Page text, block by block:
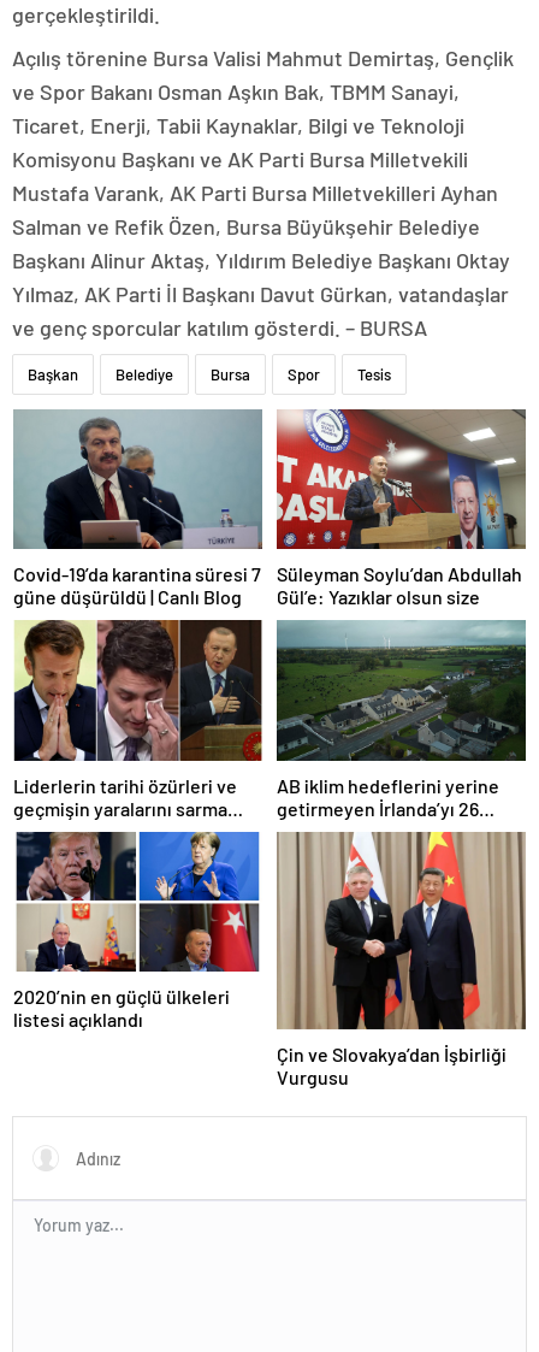
gerçekleştirildi.
Açılış törenine Bursa Valisi Mahmut Demirtaş, Gençlik
ve Spor Bakanı Osman Aşkın Bak, TBMM Sanayi,
Ticaret, Enerji, Tabii Kaynaklar, Bilgi ve Teknoloji
Komisyonu Başkanı ve AK Parti Bursa Milletvekili
Mustafa Varank, AK Parti Bursa Milletvekilleri Ayhan
Salman ve Refik Özen, Bursa Büyükşehir Belediye
Başkanı Alinur Aktaş, Yıldırım Belediye Başkanı Oktay
Yılmaz, AK Parti İl Başkanı Davut Gürkan, vatandaşlar
ve genç sporcular katılım gösterdi. – BURSA
Başkan Belediye Bursa Spor Tesis
Covid-19’da karantina süresi 7
güne düşürüldü | Canlı Blog
Süleyman Soylu’dan Abdullah
Gül’e: Yazıklar olsun size
Liderlerin tarihi özürleri ve
geçmişin yaralarını sarma
çabaları
AB iklim hedeflerini yerine
getirmeyen İrlanda’yı 26
milyar euroluk ceza bekliyor
2020’nin en güçlü ülkeleri
listesi açıklandı
Çin ve Slovakya’dan İşbirliği
Vurgusu